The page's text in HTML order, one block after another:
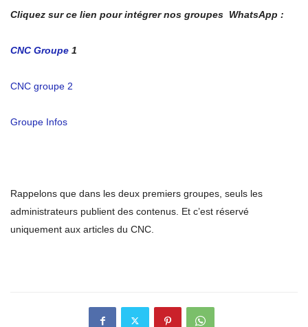
Cliquez sur ce lien pour intégrer nos groupes WhatsApp :
CNC Groupe 1
CNC groupe 2
Groupe Infos
Rappelons que dans les deux premiers groupes, seuls les
administrateurs publient des contenus. Et c’est réservé
uniquement aux articles du CNC.